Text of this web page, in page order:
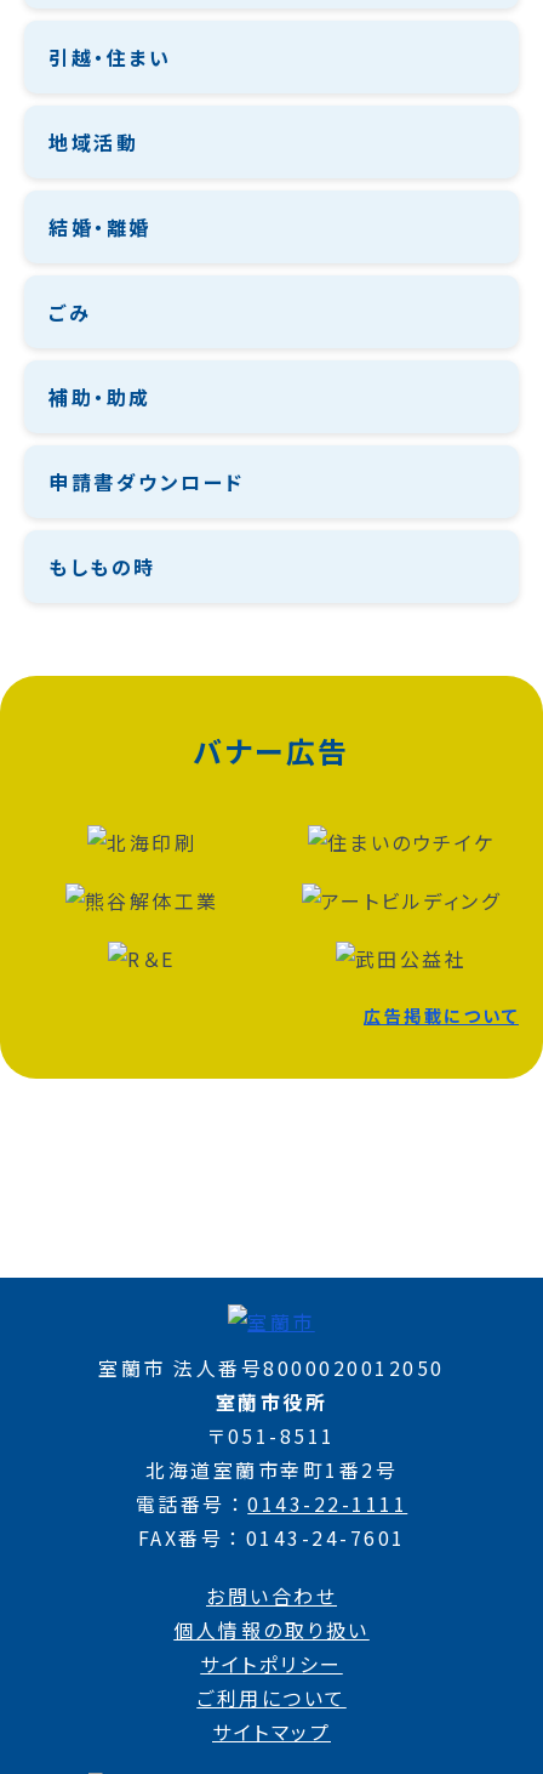
引越・住まい
地域活動
結婚・離婚
ごみ
補助・助成
申請書ダウンロード
もしもの時
バナー広告
広告掲載について
室蘭市 法人番号8000020012050
室蘭市役所
〒051-8511
北海道室蘭市幸町1番2号
電話番号
0143-22-1111
FAX番号
0143-24-7601
お問い合わせ
個人情報の取り扱い
サイトポリシー
ご利用について
サイトマップ